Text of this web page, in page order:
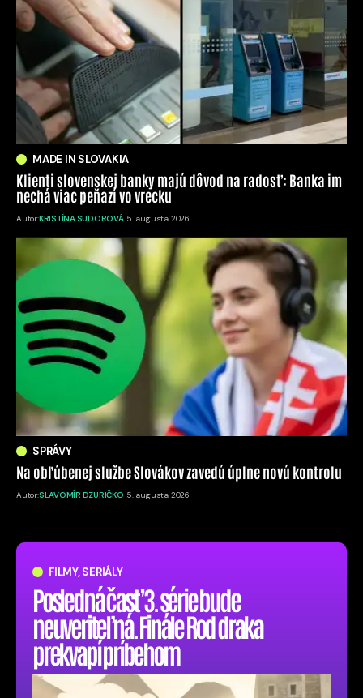
FILMY, SERIÁLY
Posledná časť 3. série bude
neuveriteľná. Finále Rod draka
prekvapí príbehom
MADE IN SLOVAKIA
Klienti slovenskej banky majú dôvod na radosť: Banka im
nechá viac peňazí vo vrecku
Autor:KRISTÍNA SUDOROVÁ 5. augusta 2026
SPRÁVY
Na obľúbenej službe Slovákov zavedú úplne novú kontrolu
Autor:SLAVOMÍR DZURIČKO 5. augusta 2026